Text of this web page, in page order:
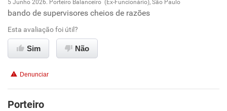
Oportunidade de promoção
Ambiente de trabalho
Benefícios
5 Junho 2026. Porteiro Balanceiro (Ex-Funcionário), São Paulo
bando de supervisores cheios de razões
Esta avaliação foi útil?
Sim Não
Denunciar
Porteiro